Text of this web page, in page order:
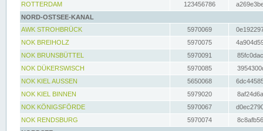
ROTTERDAM
123456786
NORD-OSTSEE-KANAL
AWK STROHBRÜCK
5970069
NOK BREIHOLZ
5970075
NOK BRUNSBÜTTEL
5970091
NOK DÜKERSWISCH
5970085
NOK KIEL AUSSEN
5650068
NOK KIEL BINNEN
5979020
NOK KÖNIGSFÖRDE
5970067
NOK RENDSBURG
5970074